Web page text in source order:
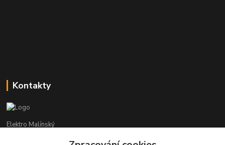
Kontakty
Elektro Malínský